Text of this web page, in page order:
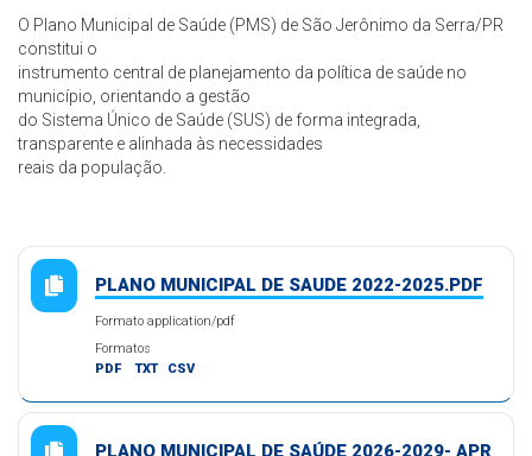
O Plano Municipal de Saúde (PMS) de São Jerônimo da Serra/PR
constitui o
instrumento central de planejamento da política de saúde no
município, orientando a gestão
do Sistema Único de Saúde (SUS) de forma integrada,
transparente e alinhada às necessidades
reais da população.
PLANO MUNICIPAL DE SAUDE 2022-2025.PDF
Formato application/pdf
Formatos
PDF
TXT CSV
PLANO MUNICIPAL DE SAÚDE 2026-2029- APR